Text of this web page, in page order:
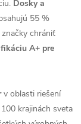
Dosky a
55 %
chrániť
A+ pre
v oblasti riešení
krajinách sveta